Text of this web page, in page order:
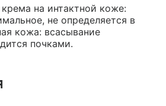
на интактной коже:
не определяется в
кожа: всасывание
почками.